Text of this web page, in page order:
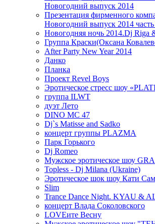
Новогодний выпуск 2014
Презентация фирменного
Новогодний выпуск 2014 часть
Новогодняя ночь 2014.Dj Riga
Группа Краски(Оксана
After Party New Year 2014
Данко
Планка
Проект Revel Boys
Эротическое стресс шоу
группа ILWT
дуэт Лето
DINO MC 47
Dj`s Matisse and Sadko
концерт группы PLAZMA
Парк Горького
Dj Romeo
Мужское эротическое шоу
Topless - Dj Milana (Ukraine)
Эротическое шок шоу Кати
Slim
Trance Dance Night. KYAU &
концерт Влада Соколовского
LOVEите Весну